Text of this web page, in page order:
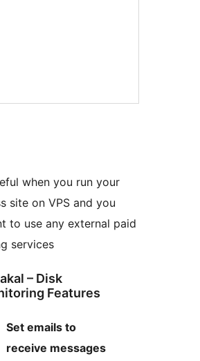
when you run your
site on VPS and you
to use any external paid
services
– Disk
Features
Set emails to
receive messages